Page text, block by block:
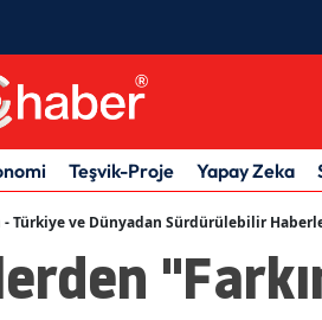
Teşvik-Proje Yapay Zeka
- Türkiye ve Dünyadan Sürdürülebilir